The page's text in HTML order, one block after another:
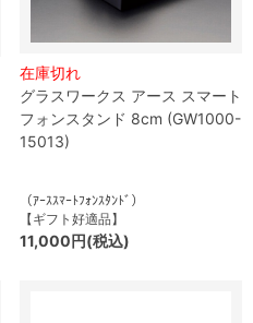
在庫切れ
グラスワークス アース スマート
フォンスタンド 8cm (GW1000-
15013)
（ｱｰｽｽﾏｰﾄﾌｫﾝｽﾀﾝﾄﾞ）
【ギフト好適品】
11,000円(税込)